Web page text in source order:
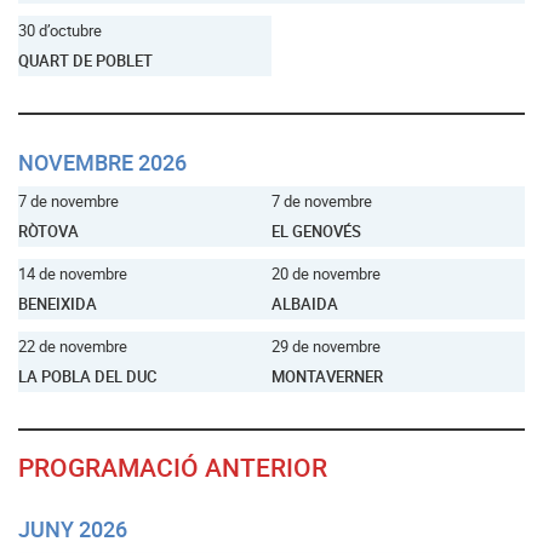
30 d’octubre
QUART DE POBLET
NOVEMBRE 2026
7 de novembre
RÒTOVA
7 de novembre
EL GENOVÉS
14 de novembre
BENEIXIDA
20 de novembre
ALBAIDA
22 de novembre
LA POBLA DEL DUC
29 de novembre
MONTAVERNER
PROGRAMACIÓ ANTERIOR
JUNY 2026